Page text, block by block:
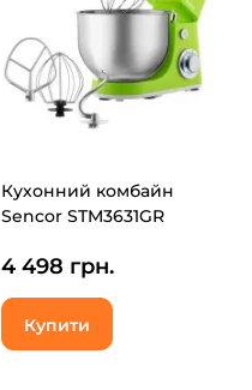
Кухонний комбайн
Sencor STM3631GR
4 498 грн.
Купити